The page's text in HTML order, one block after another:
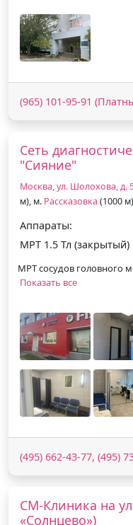
(965) 101-95-91
Сеть
"Сияние"
Москва, ул. Шолохова, д.
м), м. Рассказовка (1000
Аппараты:
МРТ 1.5 Тл (закрытый)
МРТ сосудов головного
Показать все
(495) 662-43-77, (495)
СМ-Клиника на
«Солнцево»)